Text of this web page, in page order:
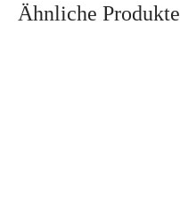
Ähnliche Produkte